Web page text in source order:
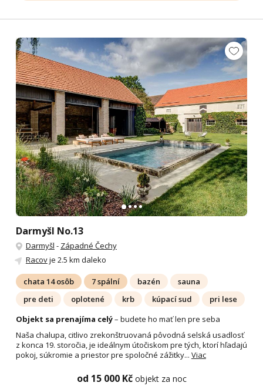
Darmyšl No.13
Darmyšl - Západné Čechy
Racovje 2.5 km daleko
chata 14 osôb 7 spální bazén
sauna
pre deti
oplotené krb kúpací sud
pri lese
Objekt sa prenajíma celý– budete ho mať len pre seba
Naša chalupa, citlivo zrekonštruovaná pôvodná selská usadlosť
z konca 19. storočia, je ideálnym útočiskom pre tých, ktorí hľadajú
pokoj, súkromie a priestor pre spoločné zážitky... Viac
od 15 000 Kč objekt za noc